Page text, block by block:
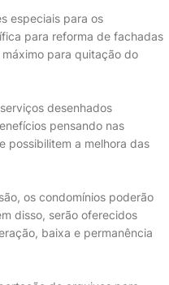
especiais para os
para reforma de fachadas
para quitação do
desenhados
pensando nas
possibilitem a melhora das
os condomínios poderão
disso, serão oferecidos
baixa e permanência